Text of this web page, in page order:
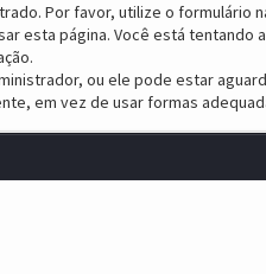
Por favor, utilize o formulário
esta página. Você está
ou ele pode estar
em vez de usar formas